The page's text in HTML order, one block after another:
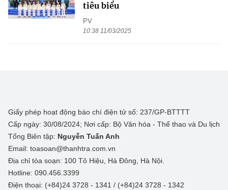
tiêu biểu
PV
10:38 11/03/2025
Giấy phép hoạt động báo chí điện tử số: 237/GP-BTTTT
Cấp ngày: 30/08/2024; Nơi cấp: Bộ Văn hóa - Thể thao và Du lịch
Tổng Biên tập: Nguyễn Tuấn Anh
Email: toasoan@thanhtra.com.vn
Địa chỉ tòa soạn: 100 Tô Hiệu, Hà Đông, Hà Nội.
Hotline: 090.456.3399
Điện thoại: (+84)24 3728 - 1341 / (+84)24 3728 - 1342